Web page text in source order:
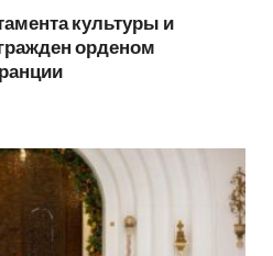
культуры и
орденом